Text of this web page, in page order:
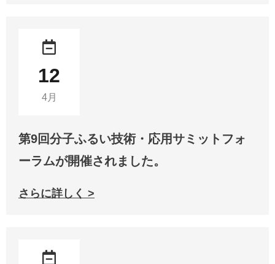
12
4月
第9回分子ふるい技術・応用サミットフォ
ーラムが開催されました。
さらに詳しく >